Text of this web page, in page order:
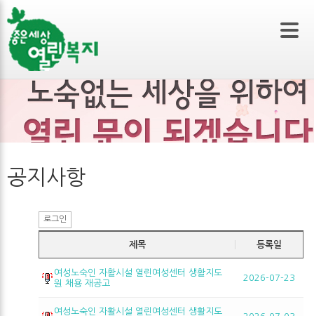
본문 바로가기
공지사항
로그인
제목 등록일
여성노숙인 자활시설 열린여성센터 생활지도
원 채용 재공고
2026-07-23
여성노숙인 자활시설 열린여성센터 생활지도